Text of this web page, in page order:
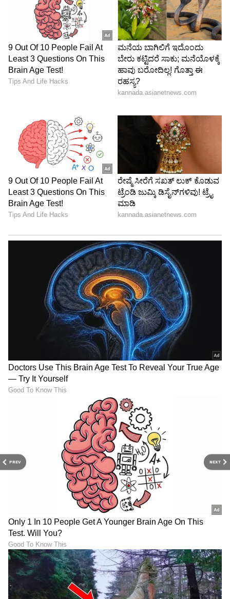
PREV NEXT
Image Credit :Chatgpt
3. ಫ್ರಿಡ್ಜ್‌ನ ಬಳಕೆ
3. ಫ್ರಿಡ್ಜ್‌ನ ಬಳಕೆ
ನಿಮ್ಮ ಅಡುಗೆ ಮನೆಯಲ್ಲಿ ತೇವಾಂಶ ಹೆಚ್ಚಿದ್ದರೆ ಅಥವಾ
ಹಿಟ್ಟನ್ನು ಹುರಿಯಲು ಸಮಯವಿಲ್ಲದಿದ್ದರೆ, ಸುಲಭವಾದ ದಾರಿ
ಎಂದರೆ ಅವುಗಳನ್ನು ಏರ್‌ಟೈಟ್ ಡಬ್ಬಿ ಅಥವಾ ಜಿಪ್-ಲಾಕ್
ಕಡಿಮೆ ತಾಪಮಾನವಿರುವುದರಿಂದ ಇವುಗಳಲ್ಲಿ ತಿಂಗಳುಗಟ್ಟಲೆ
ಹುಳ ಹಿಡಿಯುವುದಿಲ್ಲ.
5
Image Credit :Freepik
4. ಕೆಲವು ಮನೆಮದ್ದುಗಳು
4. ಕೆಲವು ಮನೆಮದ್ದುಗಳು
ಬಿರಿಯಾನಿ ಎಲೆ ಮತ್ತು ಲವಂಗ:ಹಿಟ್ಟಿನ ಡಬ್ಬಿಯಲ್ಲಿ 2-3
ಬಿರಿಯಾನಿ ಎಲೆ ಅಥವಾ 4-5 ಲವಂಗಗಳನ್ನು ಹಾಕಿಡಿ. ಇದರ
ವಾಸನೆಗೆ ಹುಳಗಳು ಹತ್ತಿರ ಸುಳಿಯುವುದಿಲ್ಲ.
ಒಣ ಮೆಣಸಿನಕಾಯಿ:ಡಬ್ಬಿಯ ಒಳಗೆ 1-2 ಒಣ
ಮೆಣಸಿನಕಾಯಿಗಳನ್ನು ಹಾಕಿಡುವುದರಿಂದ ಕೂಡ ಹಿಟ್ಟು
ಹಾಳಾಗದಂತೆ ತಡೆಯಬಹುದು.
ಸಂಕ್ಷಿಪ್ತವಾಗಿ ಹೇಳುವುದಾದರೆ ಸರಿಯಾದ ಸಂಗ್ರಹಣೆ ಮತ್ತು
ಸ್ವಲ್ಪ ಕಾಳಜಿಯಿಂದ ನೀವು ಮಳೆಗಾಲದಲ್ಲೂ ನಿಮ್ಮ ಅಡುಗೆ
ಮನೆಯ ಪದಾರ್ಥಗಳನ್ನು ಸುರಕ್ಷಿತವಾಗಿಡಬಹುದು.